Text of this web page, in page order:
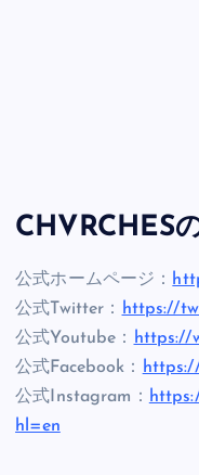
CHVRCHES
公式ホームページ：
公式Twitter：
https://
公式Youtube：
https://
公式Facebook：
公式Instagram：
hl=en